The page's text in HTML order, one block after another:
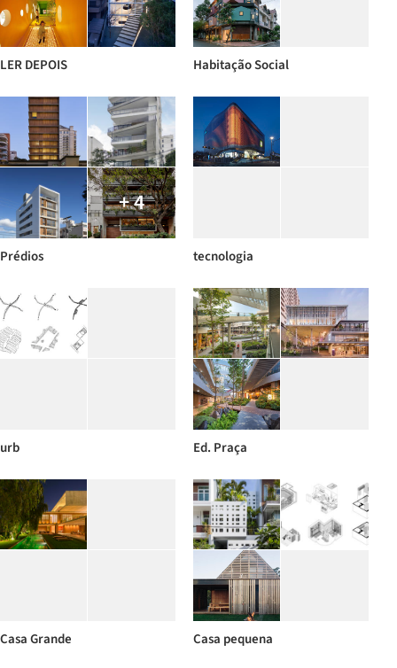
LER DEPOIS Habitação Social
+ 4
Prédios tecnologia
urb Ed. Praça
Casa Grande Casa pequena